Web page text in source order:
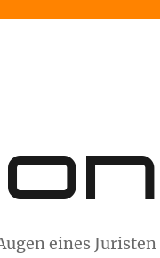
eines Juristen